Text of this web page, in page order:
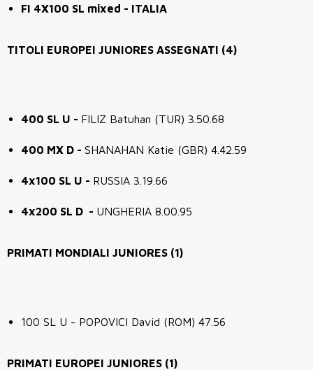
FI 4X100 SL mixed - ITALIA
TITOLI EUROPEI JUNIORES ASSEGNATI (4)
400 SL U - FILIZ Batuhan (TUR) 3.50.68
400 MX D - SHANAHAN Katie (GBR) 4.42.59
4x100 SL U - RUSSIA 3.19.66
4x200 SL D - UNGHERIA 8.00.95
PRIMATI MONDIALI JUNIORES (1)
100 SL U - POPOVICI David (ROM) 47.56
PRIMATI EUROPEI JUNIORES (1)